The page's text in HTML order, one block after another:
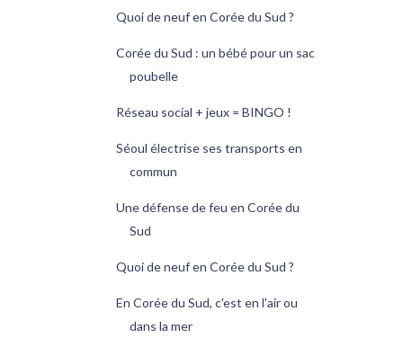
Quoi de neuf en Corée du Sud ?
Corée du Sud : un bébé pour un sac
poubelle
Réseau social + jeux = BINGO !
Séoul électrise ses transports en
commun
Une défense de feu en Corée du
Sud
Quoi de neuf en Corée du Sud ?
En Corée du Sud, c'est en l'air ou
dans la mer